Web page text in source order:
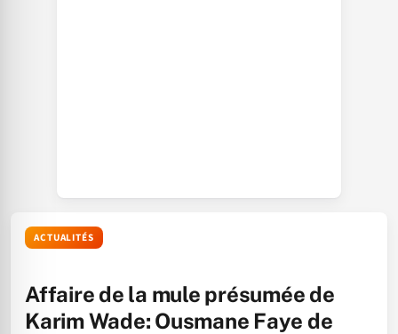
ACTUALITÉS
Affaire de la mule présumée de
Karim Wade: Ousmane Faye de